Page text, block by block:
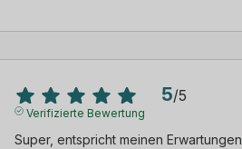
5/5
Verifizierte Bewertung
Super, entspricht meinen Erwartungen